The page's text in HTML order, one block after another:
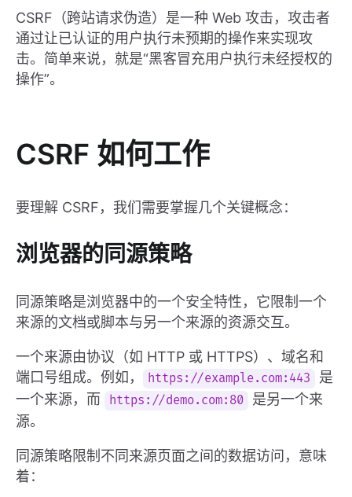
CSRF（跨站请求伪造）是一种 Web 攻击，攻击者
通过让已认证的用户执行未预期的操作来实现攻
击。简单来说，就是“黑客冒充用户执行未经授权的
操作”。
CSRF 如何工作
要理解 CSRF，我们需要掌握几个关键概念：
浏览器的同源策略
同源策略是浏览器中的一个安全特性，它限制一个
来源的文档或脚本与另一个来源的资源交互。
一个来源由协议（如 HTTP 或 HTTPS）、域名和
端口号组成。例如，
https://example.com:443
是
一个来源，而
https://demo.com:80
是另一个来
源。
同源策略限制不同来源页面之间的数据访问，意味
着：